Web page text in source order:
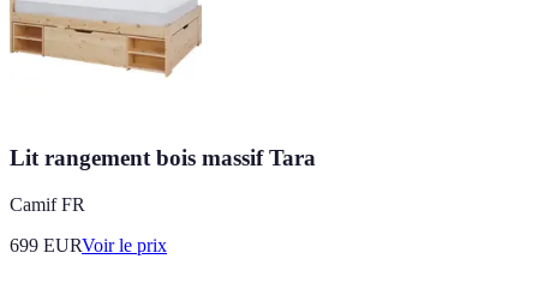
Lit rangement bois massif Tara
Camif FR
699 EURVoir le prix